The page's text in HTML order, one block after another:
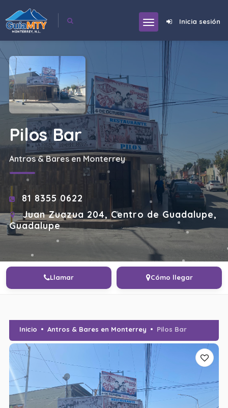
Inicia sesión
Pilos Bar
Antros & Bares en Monterrey
81 8355 0622
Juan Zuazua 204, Centro de Guadalupe,
Guadalupe
Llamar Cómo llegar
Inicio Antros & Bares en Monterrey Pilos Bar